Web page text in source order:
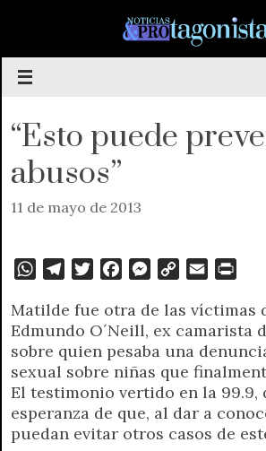
contenido
“Esto puede
abusos”
11 de mayo de 2013
W
a
t
s
A
p
p
l
e
g
r
a
m
i
t
t
e
r
c
e
b
o
o
k
M
s
s
e
n
g
e
r
p
y
L
i
n
k
a
i
l
i
n
t
F
r
i
e
Matilde fue otra de las víctimas
Edmundo O´Neill, ex camarista
sobre quien pesaba una
sexual sobre niñas que
El testimonio vertido en la 99.9,
esperanza de que, al dar a
puedan evitar otros casos de